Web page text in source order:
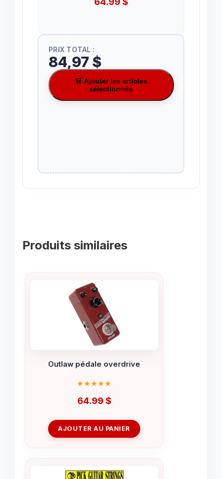
PRIX TOTAL :
84,97 $
🛒 Ajouter les articles
sélectionnés
Produits similaires
Outlaw pédale overdrive
64.99 $
AJOUTER AU PANIER